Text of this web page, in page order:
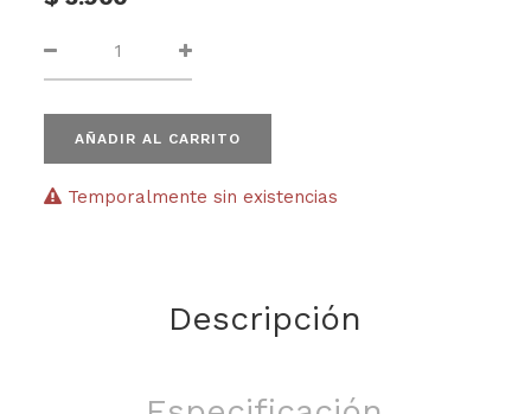
AÑADIR AL CARRITO
Temporalmente sin existencias
Descripción